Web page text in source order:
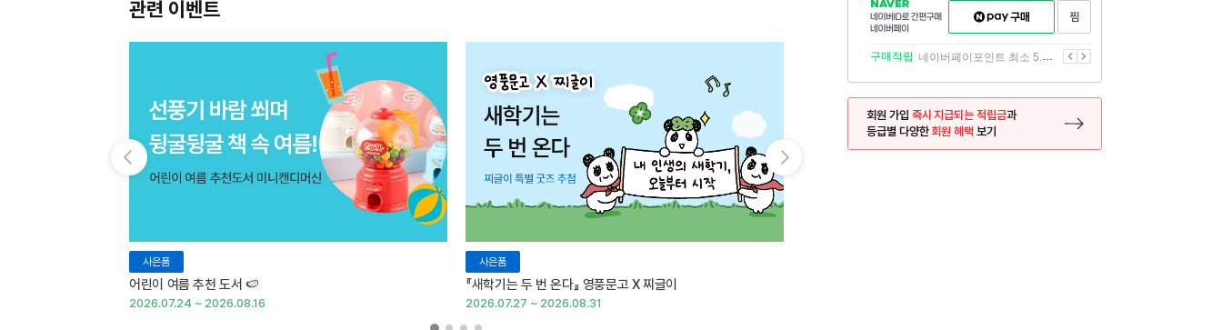
관련 이벤트
사은품
어린이 여름 추천 도서 🍉
2026.07.24 ~ 2026.08.16
사은품
『새학기는 두 번 온다』 영풍문고 X 찌글이
2026.07.27 ~ 2026.08.31
NAVER
네이버
ID로
간편구매
네이버페이
구매하기
이전
구매적립 네이버페이포인트 최소 5.5% 적립 다음
회원 가입 즉시 지급되는 적립금과
등급별 다양한회원 혜택 보기